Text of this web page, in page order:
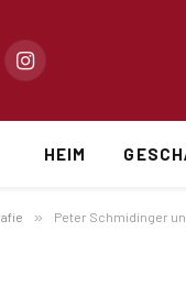
Instagram
HEIM
» Peter Schmidinger